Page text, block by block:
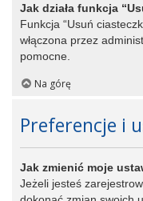
Jak działa funkcja
Funkcja “Usuń
włączona przez
pomocne.
Na górę
Preferencje i
Jak zmienić moje
Jeżeli jesteś